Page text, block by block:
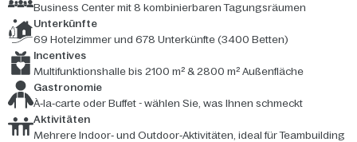
Business Center mit 8 kombinierbaren Tagungsräumen
Unterkünfte
69 Hotelzimmer und 678 Unterkünfte (3400 Betten)
Incentives
Multifunktionshalle bis 2100 m² & 2800 m² Außenfläche
Gastronomie
À‑la‑carte oder Buffet - wählen Sie, was Ihnen schmeckt
Aktivitäten
Mehrere Indoor‑ und Outdoor‑Aktivitäten, ideal für Teambuilding